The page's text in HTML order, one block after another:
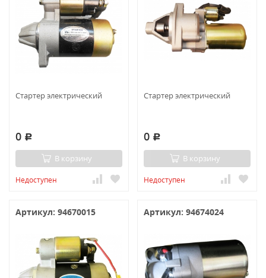
Стартер электрический
0 Р
В корзину
Недоступен
Стартер электрический
0 Р
В корзину
Недоступен
Артикул: 94670015 Артикул: 94674024